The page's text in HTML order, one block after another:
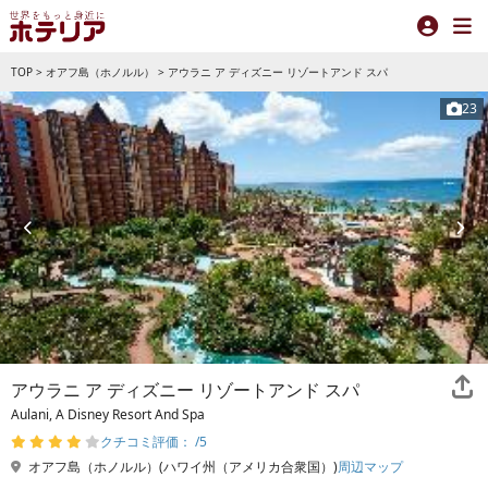
TOP > オアフ島（ホノルル） > アウラニ ア ディズニー リゾートアンド スパ
23
アウラニ ア ディズニー リゾートアンド スパ
Aulani, A Disney Resort And Spa
クチコミ評価： /5
オアフ島（ホノルル）(ハワイ州（アメリカ合衆国）)周辺マップ